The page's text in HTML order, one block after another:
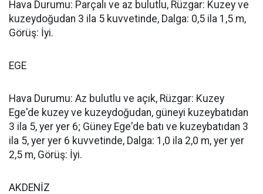
Hava Durumu: Parçalı ve az bulutlu, Rüzgar: Kuzey ve
kuzeydoğudan 3 ila 5 kuvvetinde, Dalga: 0,5 ila 1,5 m,
Görüş: İyi.
EGE
Hava Durumu: Az bulutlu ve açık, Rüzgar: Kuzey
Ege'de kuzey ve kuzeydoğudan, güneyi kuzeybatıdan
3 ila 5, yer yer 6; Güney Ege'de batı ve kuzeybatıdan 3
ila 5, yer yer 6 kuvvetinde, Dalga: 1,0 ila 2,0 m, yer yer
2,5 m, Görüş: İyi.
AKDENİZ